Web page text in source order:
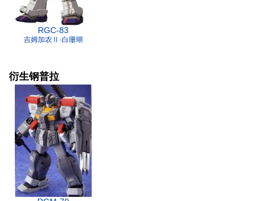
RGC-83
吉姆加农Ⅱ·白珊瑚
衍生钢普拉